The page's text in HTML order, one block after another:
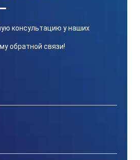
консультацию у наших
обратной связи!